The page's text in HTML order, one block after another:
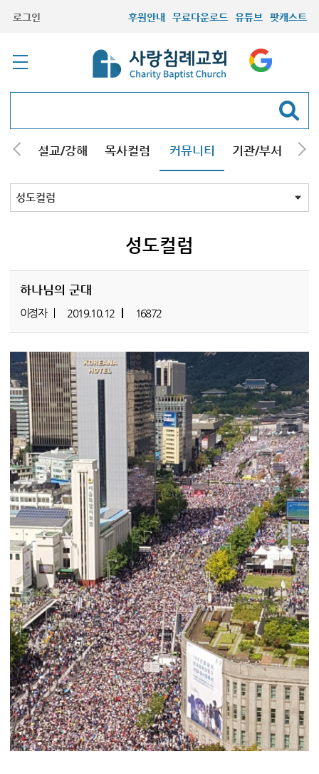
로그인 후원안내 무료다운로드 유튜브 팟캐스트
내 설교/강해 목사컬럼 커뮤니티 기관/부서 선
최근등록자료
자유게시판
교회소식
성도컬럼
성도컬럼
하나님의 군대
이정자 2019.10.12 16872